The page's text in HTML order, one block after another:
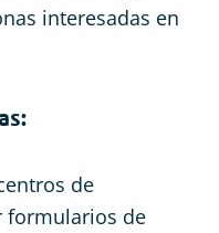
interesadas en
de
formularios de